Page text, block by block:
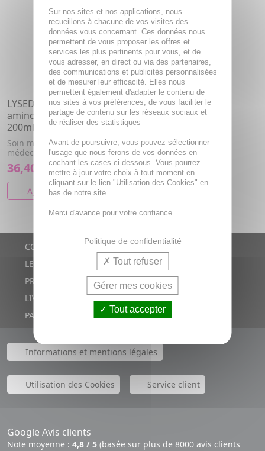
LYSEDIA Actiminceur soin
amincissant lissant tube
200ml
Soin minceur issu de la
médecine esthétique.
36,40€
AJOUTER AU PANIER
CONTACTS
LE BLOG
PROMOTIONS
LIVRAISON RAPIDE
PAIEMENT SÉCURISÉ
Informations et mentions légales
Utilisation des Cookies Service client
Google Avis clients
Note moyenne : 4,8 / 5 (basée sur plus de 8000 avis clients
Sur nos sites et nos applications, nous
recueillons à chacune de vos visites des
données vous concernant. Ces données nous
permettent de vous proposer les offres et
services les plus pertinents pour vous, et de
vous adresser, en direct ou via des partenaires,
des communications et publicités personnalisées
et de mesurer leur efficacité. Elles nous
permettent également d'adapter le contenu de
nos sites à vos préférences, de vous faciliter le
partage de contenu sur les réseaux sociaux et
de réaliser des statistiques
Avant de poursuivre, vous pouvez sélectionner
l'usage que nous ferons de vos données en
cochant les cases ci-dessous. Vous pourrez
mettre à jour votre choix à tout moment en
cliquant sur le lien "Utilisation des Cookies" en
bas de notre site.
Merci d'avance pour votre confiance.
Politique de confidentialité
Tout refuser
Gérer mes cookies
Tout accepter